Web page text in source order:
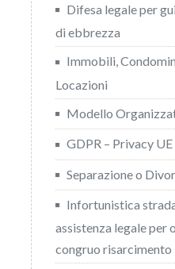
Difesa legale per
di ebbrezza
Immobili,
Locazioni
Modello
GDPR – Privacy UE
Separazione o
Infortunistica
assistenza legale per
congruo risarcimento